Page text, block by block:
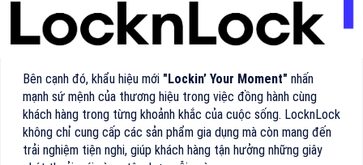
Bên cạnh đó, khẩu hiệu mới "Lockin’ Your Moment" nhấn
mạnh sứ mệnh của thương hiệu trong việc đồng hành cùng
khách hàng trong từng khoảnh khắc của cuộc sống. LocknLock
không chỉ cung cấp các sản phẩm gia dụng mà còn mang đến
trải nghiệm tiện nghi, giúp khách hàng tận hưởng những giây